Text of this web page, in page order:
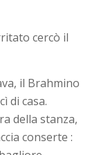
cercò il
il Brahmino
di casa.
della stanza,
conserte :